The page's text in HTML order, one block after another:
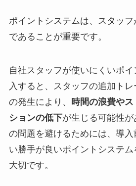
ポイントシステムは、スタッ
であることが重要です。
自社スタッフが使いにくいポ
入すると、スタッフの追加ト
の発生により、 時間の浪費や
ションの低下が生じる可能性
の問題を避けるためには、導
い勝手が良いポイントシステ
大切です。